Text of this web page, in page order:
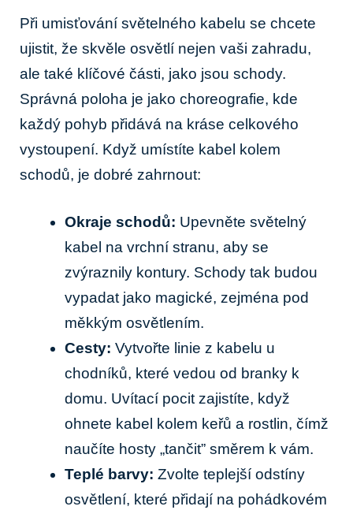
Při umisťování světelného kabelu se chcete
ujistit, že skvěle osvětlí nejen vaši zahradu,
ale také klíčové části, jako jsou schody.
Správná poloha je jako choreografie, kde
každý pohyb přidává na kráse celkového
vystoupení. Když umístíte kabel kolem
schodů, je dobré zahrnout:
Okraje schodů: Upevněte světelný
kabel na vrchní stranu, aby se
zvýraznily kontury. Schody tak budou
vypadat jako magické, zejména pod
měkkým osvětlením.
Cesty: Vytvořte linie z kabelu u
chodníků, které vedou od branky k
domu. Uvítací pocit zajistíte, když
ohnete kabel kolem keřů a rostlin, čímž
naučíte hosty „tančit” směrem k vám.
Teplé barvy: Zvolte teplejší odstíny
osvětlení, které přidají na pohádkovém